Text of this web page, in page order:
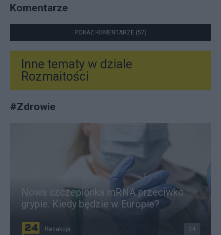
Komentarze
POKAŻ KOMENTARZE (57)
Inne tematy w dziale
Rozmaitości
#Zdrowie
Nowa szczepionka mRNA przeciwko
grypie. Kiedy będzie w Europie?
Redakcja 34